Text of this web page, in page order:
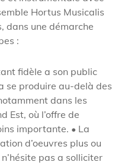
Hortus Musicalis
dans une démarche
:
fidèle a son public
se produire au-delà des
dans les
Est, où l’offre de
importante. • La
d’oeuvres plus ou
pas a solliciter